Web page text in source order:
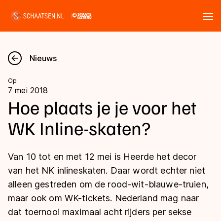
Nieuws
Kalender
Disciplines
Langebaan
Shorttrack
Inlineskaten
Uitslagen
Langebaan
Shorttrack
Marathon
Tijden & historie
Ranglijsten Langebaan
Nieuws
Op
7 mei 2018
Hoe plaats je je voor het
WK Inline-skaten?
Van 10 tot en met 12 mei is Heerde het decor
van het NK inlineskaten. Daar wordt echter niet
alleen gestreden om de rood-wit-blauwe-truien,
maar ook om WK-tickets. Nederland mag naar
dat toernooi maximaal acht rijders per sekse